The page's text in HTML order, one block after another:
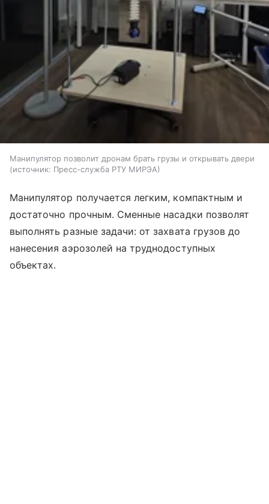
Манипулятор позволит дронам брать грузы и открывать двери
источник: Пресс-служба РТУ МИРЭА
Манипулятор получается легким, компактным и
достаточно прочным. Сменные насадки позволят
выполнять разные задачи: от захвата грузов до
нанесения аэрозолей на труднодоступных
объектах.